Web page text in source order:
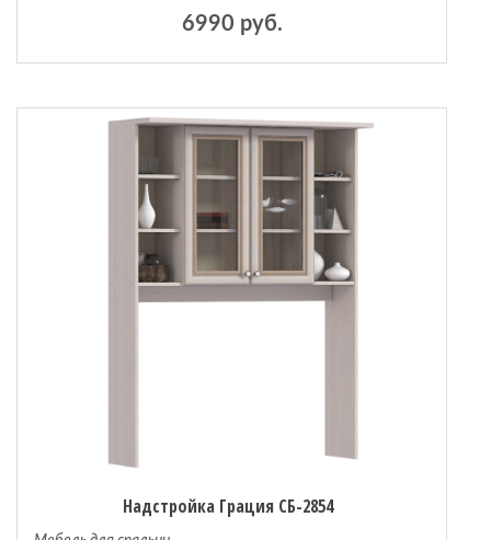
6990 руб.
Надстройка Грация СБ-2854